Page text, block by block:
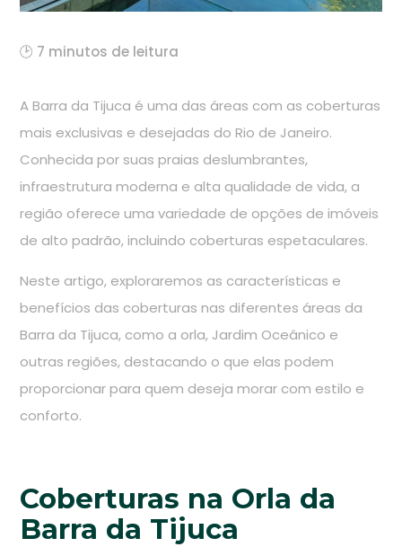
🕑 7 minutos de leitura
A Barra da Tijuca é uma das áreas com as coberturas
mais exclusivas e desejadas do Rio de Janeiro.
Conhecida por suas praias deslumbrantes,
infraestrutura moderna e alta qualidade de vida, a
região oferece uma variedade de opções de imóveis
de alto padrão, incluindo coberturas espetaculares.
Neste artigo, exploraremos as características e
benefícios das coberturas nas diferentes áreas da
Barra da Tijuca, como a orla, Jardim Oceânico e
outras regiões, destacando o que elas podem
proporcionar para quem deseja morar com estilo e
conforto.
Coberturas na Orla da
Barra da Tijuca